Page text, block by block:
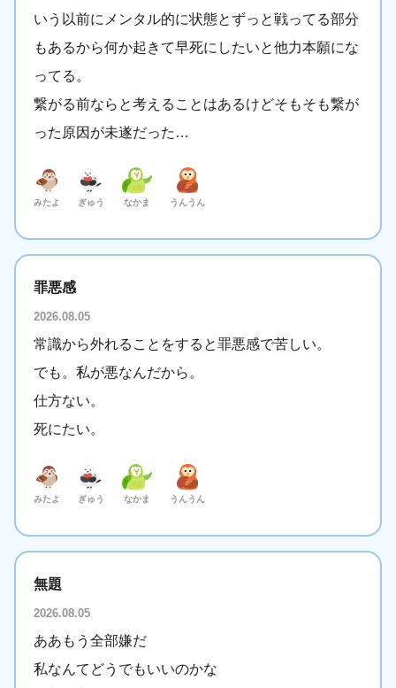
いう以前にメンタル的に状態とずっと戦ってる部分
もあるから何か起きて早死にしたいと他力本願にな
ってる。
繋がる前ならと考えることはあるけどそもそも繋が
った原因が未遂だった…
みたよ ぎゅう なかま うんうん
罪悪感
2026.08.05
常識から外れることをすると罪悪感で苦しい。
でも。私が悪なんだから。
仕方ない。
死にたい。
みたよ ぎゅう なかま うんうん
無題
2026.08.05
ああもう全部嫌だ
私なんてどうでもいいのかな